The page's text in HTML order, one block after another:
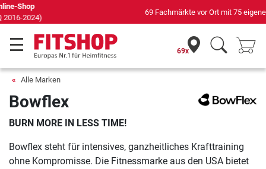
69 Fachmärkte vor Ort mit 75 eigenen Servicetechnikern
69x
Alle Marken
Bowflex
BURN MORE IN LESS TIME!
Bowflex steht für intensives, ganzheitliches Krafttraining
ohne Kompromisse. Die Fitnessmarke aus den USA bietet